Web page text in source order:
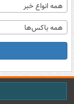
همه انواع خبر
همه باکس‌ها